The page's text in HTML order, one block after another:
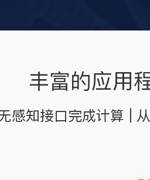
丰富的应用
感知接口完成计算 |